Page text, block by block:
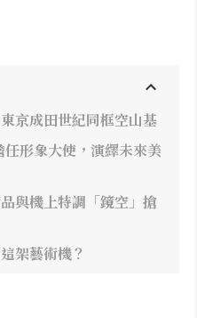
京成田世紀同框空山基
形象大使，演繹未來美
與機上特調「鏡空」搶
架藝術機？